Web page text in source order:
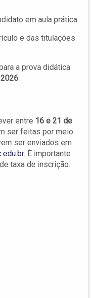
em aula prática.
e das titulações
a prova didática
.
entre 16 e 21 de
ser feitas por meio
ser enviados em
. É importante
taxa de inscrição.